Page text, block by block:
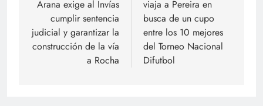
entradas
Arana exige al Invías
cumplir sentencia
judicial y garantizar la
construcción de la vía
a Rocha
viaja a Pereira en
busca de un cupo
entre los 10 mejores
del Torneo Nacional
Difutbol